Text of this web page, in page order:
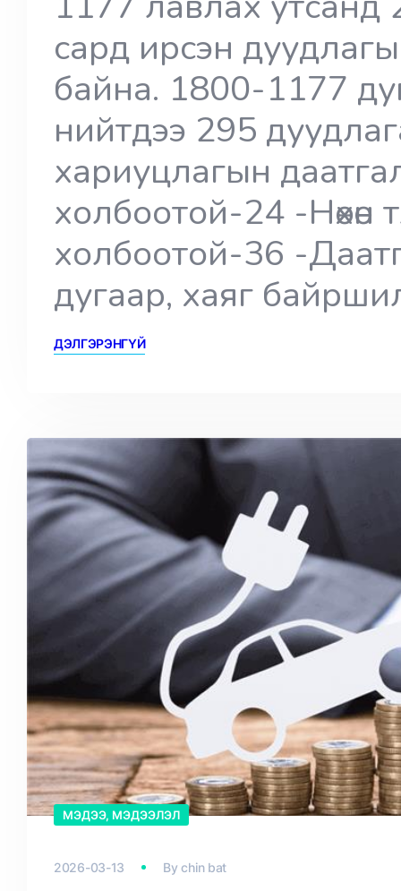
сард ирсэн
байна. 1800-1177
нийтдээ 295
хариуцлагын
холбоотой-24 -Нөхөн
холбоотой-36 -
дугаар, хаяг
ДЭЛГЭРЭНГҮЙ
МЭДЭЭ, МЭДЭЭЛЭЛ
2026-03-13 Bychin bat